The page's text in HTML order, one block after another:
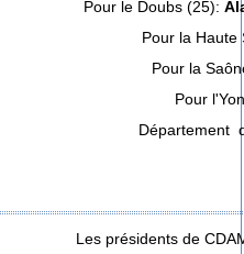
Pour le Doubs (25):
Pour la
Pour la
Pour
Département
Les présidents de